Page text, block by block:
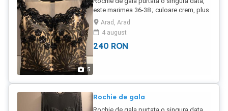
5
este marimea 36-38 ; culoare crem, plus
dantela neagra ; stare impecabila, pretul
este usor negociabil, cumparata din
Arad de la magazinul Angelo. A costat
1400 lei !
Arad, Arad
4 august
240 RON
Rochie de gala